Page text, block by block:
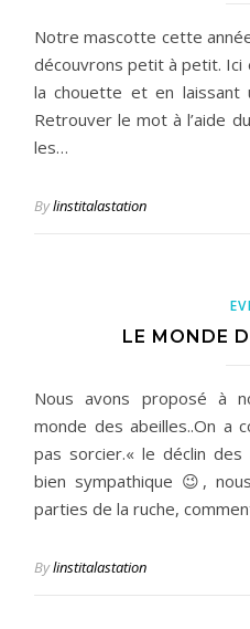
Notre mascotte cette
découvrons petit à petit. Ici
la chouette et en laissant
Retrouver le mot à l’aide
les…
Bylinstitalastation
LE MONDE
Nous avons proposé à
monde des abeilles..On a
pas sorcier.« le déclin des
bien sympathique 😉,
parties de la ruche,
Bylinstitalastation